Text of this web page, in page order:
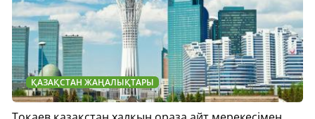
ҚАЗАҚСТАН ЖАҢАЛЫҚТАРЫ